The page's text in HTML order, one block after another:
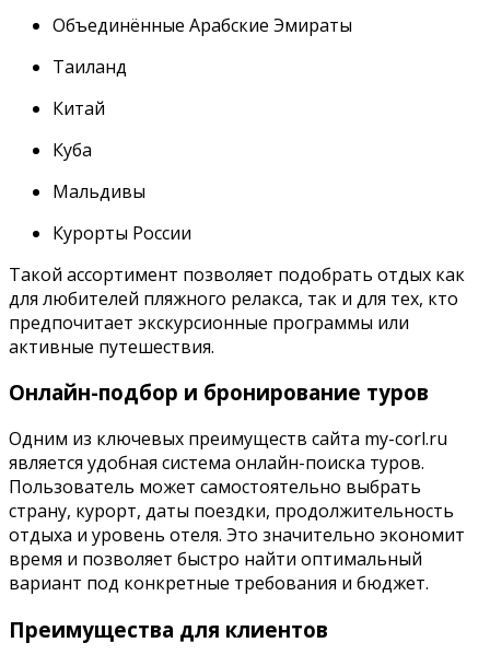
Объединённые Арабские Эмираты
Таиланд
Китай
Куба
Мальдивы
Курорты России
Такой ассортимент позволяет подобрать отдых как
для любителей пляжного релакса, так и для тех, кто
предпочитает экскурсионные программы или
активные путешествия.
Онлайн-подбор и бронирование туров
Одним из ключевых преимуществ сайта my-corl.ru
является удобная система онлайн-поиска туров.
Пользователь может самостоятельно выбрать
страну, курорт, даты поездки, продолжительность
отдыха и уровень отеля. Это значительно экономит
время и позволяет быстро найти оптимальный
вариант под конкретные требования и бюджет.
Преимущества для клиентов